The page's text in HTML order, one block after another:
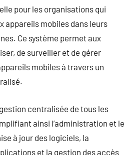
pour les organisations qui
appareils mobiles dans leurs
Ce système permet aux
de surveiller et de gérer
mobiles à travers un
centralisée de tous les
ainsi l’administration et le
à jour des logiciels, la
et la gestion des accès